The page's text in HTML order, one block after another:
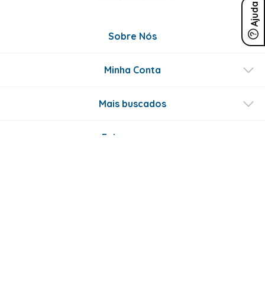
Ajuda
Sobre Nós
Minha Conta
Mais buscados
Fale conosco